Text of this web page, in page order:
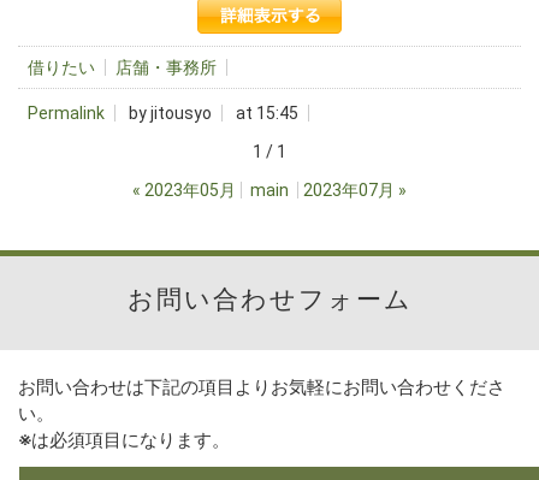
借りたい 店舗・事務所
Permalink by jitousyo
at 15:45
1 / 1
« 2023年05月 main 2023年07月 »
お問い合わせフォーム
お問い合わせは下記の項目よりお気軽にお問い合わせくださ
い。
※は必須項目になります。